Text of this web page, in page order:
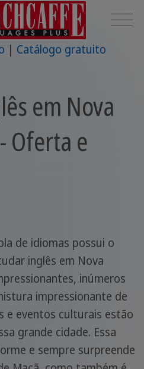
Catálogo gratuito
em Nova
Oferta e
de idiomas possui o
inglês em Nova
inúmeros
impressionante de
e eventos culturais estão
grande cidade. Essa
e sempre surpreende